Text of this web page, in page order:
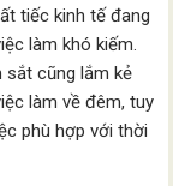
tiếc kinh tế đang
làm khó kiếm.
sắt cũng lắm kẻ
làm về đêm, tuy
phù hợp với thời